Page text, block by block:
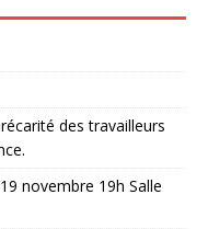
des travailleurs
novembre 19h Salle